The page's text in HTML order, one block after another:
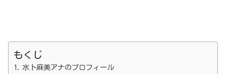
もくじ
水卜麻美アナのプロフィール